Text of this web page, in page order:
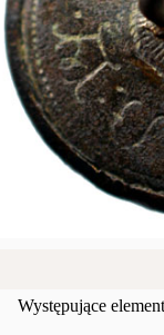
Występujące